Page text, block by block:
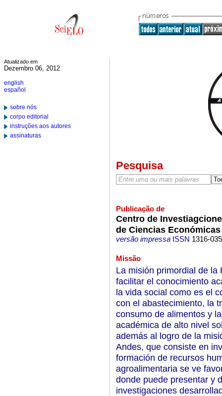
Atualizado em
Dezembro 06, 2012
english
español
sobre nós
corpo editorial
instruções aos autores
assinaturas
Pesquisa
Publicação de
Centro de
de Ciencias
versão impressaISSN 1316-
Missão
La misión primordial de la
facilitar el conocimiento
la vida social como es el
con el abastecimiento, la
consumo de alimentos y
académica de alto nivel
además al logro de la
Andes, que consiste en
formación de recursos
agroalimentaria se ve
donde puede presentar y
investigaciones